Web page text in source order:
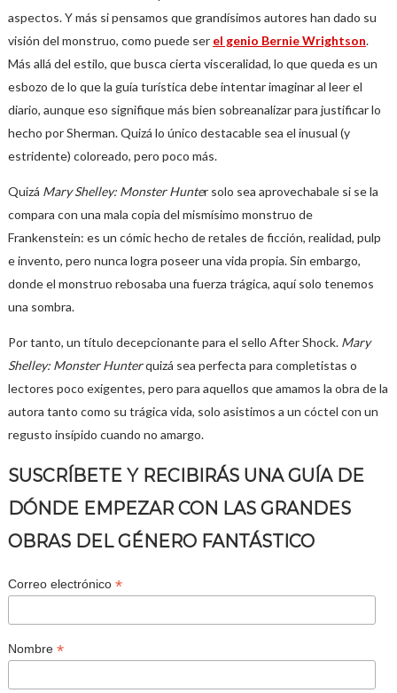
aspectos. Y más si pensamos que grandísimos autores han dado su
visión del monstruo, como puede ser el genio Bernie Wrightson.
Más allá del estilo, que busca cierta visceralidad, lo que queda es un
esbozo de lo que la guía turística debe intentar imaginar al leer el
diario, aunque eso signifique más bien sobreanalizar para justificar lo
hecho por Sherman. Quizá lo único destacable sea el inusual (y
estridente) coloreado, pero poco más.
Quizá Mary Shelley: Monster Hunter solo sea aprovechabale si se la
compara con una mala copia del mismísimo monstruo de
Frankenstein: es un cómic hecho de retales de ficción, realidad, pulp
e invento, pero nunca logra poseer una vida propia. Sin embargo,
donde el monstruo rebosaba una fuerza trágica, aquí solo tenemos
una sombra.
Por tanto, un título decepcionante para el sello After Shock. Mary
Shelley: Monster Hunterquizá sea perfecta para completistas o
lectores poco exigentes, pero para aquellos que amamos la obra de la
autora tanto como su trágica vida, solo asistimos a un cóctel con un
regusto insípido cuando no amargo.
SUSCRÍBETE Y RECIBIRÁS UNA GUÍA DE
DÓNDE EMPEZAR CON LAS GRANDES
OBRAS DEL GÉNERO FANTÁSTICO
Correo electrónico *
Nombre *